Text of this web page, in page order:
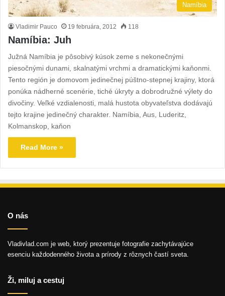
Namíbia
Vladimir Pauco 19 februára, 2012 118
Namíbia: Juh
Južná Namíbia je pôsobivý kúsok zeme s nekonečnými
piesočnými dunami, skalnatými vrchmi a dramatickými kaňonmi.
Tento región je domovom jedinečnej púštno-stepnej krajiny, ktorá
ponúka nádherné scenérie, tiché úkryty a dobrodružné výlety do
divočiny. Veľké vzdialenosti, malá hustota obyvateľstva dodávajú
tejto krajine jedinečný charakter. Namíbia, Aus, Luderitz,
Kolmanskop, kaňon
Read More »
O nás
Vladivlad.com je web, ktorý prezentuje fotografie zachytávajúce
esenciu každodenného života a prírody z rôznych častí sveta.
Ži, miluj a cestuj